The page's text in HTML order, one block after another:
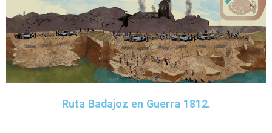
Ruta Badajoz en Guerra 1812.